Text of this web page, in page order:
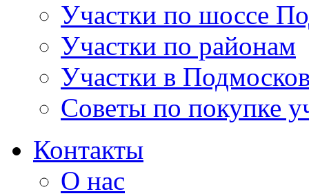
Участки по шоссе
Участки по районам
Участки в
Советы по покупке
Контакты
О нас